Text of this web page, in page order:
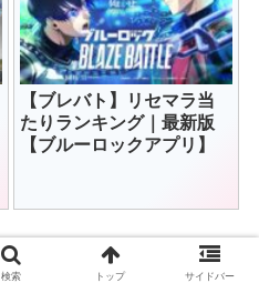
【ブレバト】リセマラ当
たりランキング｜最新版
【ブルーロックアプリ】
検索 トップ サイドバー